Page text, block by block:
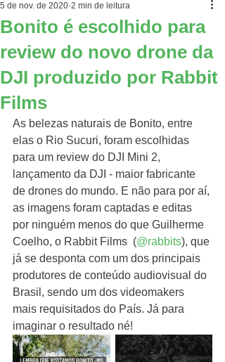
Bonito é escolhido para
review do novo drone da
DJI produzido por Rabbit
Films
5 de nov. de 2020 2 min de leitura
As belezas naturais de Bonito, entre
elas o Rio Sucuri, foram escolhidas
para um review do DJI Mini 2,
lançamento da DJI - maior fabricante
de drones do mundo. E não para por aí,
as imagens foram captadas e editas
por ninguém menos do que Guilherme
Coelho, o Rabbit Films  (@rabbits), que
já se desponta com um dos principais
produtores de conteúdo audiovisual do
Brasil, sendo um dos videomakers
mais requisitados do País. Já para
imaginar o resultado né!